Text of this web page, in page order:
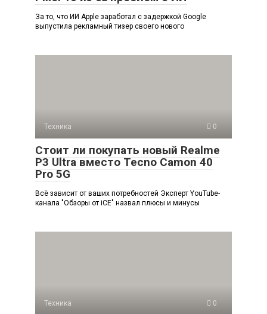
За то, что ИИ Apple заработал с задержкой Google
выпустила рекламный тизер своего нового
Техника 0
Стоит ли покупать новый Realme
P3 Ultra вместо Tecno Camon 40
Pro 5G
Всё зависит от ваших потребностей Эксперт YouTube-
канала "Обзоры от iCE" назвал плюсы и минусы
Техника 0